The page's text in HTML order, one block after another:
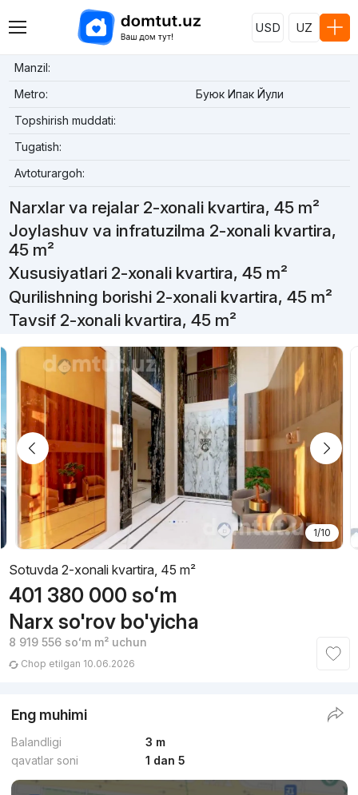
USD UZ
Manzil:
Metro:
Буюк Ипак Йули
Topshirish muddati:
Tugatish:
Avtoturargoh:
Narxlar va rejalar 2-xonali kvartira, 45 m²
Joylashuv va infratuzilma 2-xonali kvartira,
45 m²
Xususiyatlari 2-xonali kvartira, 45 m²
Qurilishning borishi 2-xonali kvartira, 45 m²
Tavsif 2-xonali kvartira, 45 m²
1/10
Sotuvda 2-xonali kvartira, 45 m²
401 380 000 soʻm
Narx so'rov bo'yicha
8 919 556 soʻmm² uchun
Chop etilgan 10.06.2026
Eng muhimi
Balandligi
3 m
qavatlar soni
1 dan 5